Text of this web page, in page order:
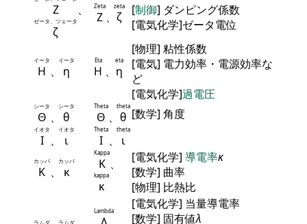
Ζ
、
ζ
ゼータ、ツェータ Ζ
Zeta
、 ζ
zeta [制御] ダンピング係数
[電気化学]ゼータ電位
Η
イータ
、 η
イータ
Η
Eta
、 η
eta
[物理] 粘性係数
[電気] 電力効率・電源効率な
ど
[電気化学]過電圧
Θ
シータ
、 θ
シータ
Θ
Theta
、 θ
theta
[数学] 角度
Ι
イオタ
、 ι
イオタ
Ι
Theta
、 ι
theta
Κ
カッパ
、 κ
カッパ Κ
Kappa
、
κ
kappa
[電気化学] 導電率κ
[数学] 曲率
[物理] 比熱比
ラムダ ラムダ
Lambda
[電気化学] 当量導電率
[数学] 固有値λ